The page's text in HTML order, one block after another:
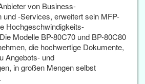
von Business-
und -Services, erweitert sein MFP-
Hochgeschwindigkeits-
Modelle BP-80C70 und BP-80C80
die hochwertige Dokumente,
Angebots- und
in großen Mengen selbst